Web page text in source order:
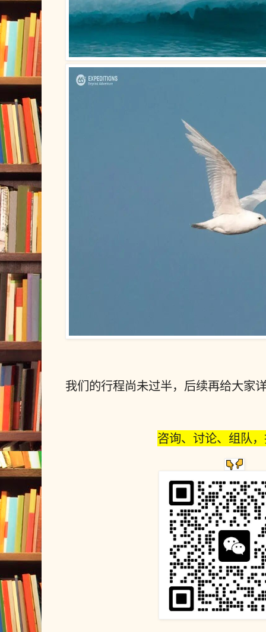
我们的行程尚未过半，后续再给大家
咨询、讨论、组队